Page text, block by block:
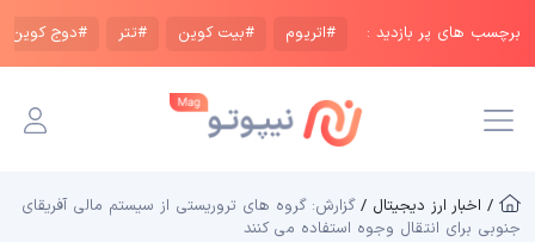
برچسب های پر بازدید : #اتریوم #بیت کوین #تتر #دوج کوین
/ اخبار ارز دیجیتال / گزارش: گروه‌ های تروریستی از سیستم مالی آفریقای
جنوبی برای انتقال وجوه استفاده می‌ کنند